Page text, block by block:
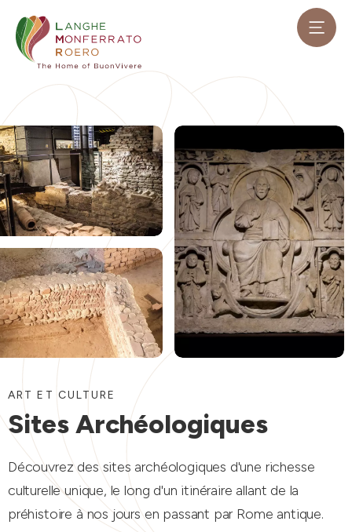
ART ET CULTURE
Sites Archéologiques
Découvrez des sites archéologiques d'une richesse
culturelle unique, le long d'un itinéraire allant de la
préhistoire à nos jours en passant par Rome antique.